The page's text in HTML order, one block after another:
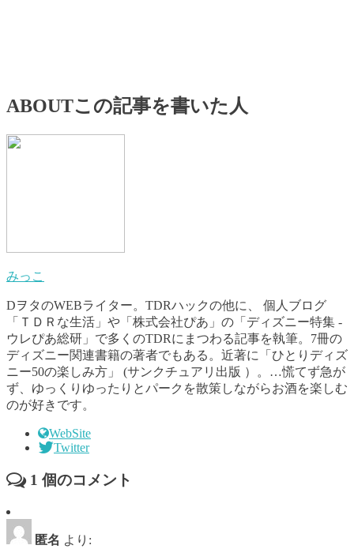
ABOUTこの記事を書いた人
みっこ
DヲタのWEBライター。TDRハックの他に、 個人ブログ
「ＴＤＲな生活」や「株式会社ぴあ」の「ディズニー特集 -
ウレぴあ総研」で多くのTDRにまつわる記事を執筆。7冊の
ディズニー関連書籍の著者でもある。近著に「ひとりディズ
ニー50の楽しみ方」 (サンクチュアリ出版 ）。…慌てず急が
ず、ゆっくりゆったりとパークを散策しながらお酒を楽しむ
のが好きです。
WebSite
Twitter
1 個のコメント
匿名 より: